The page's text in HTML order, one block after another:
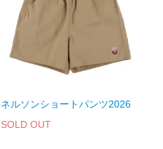
ネルソンショートパンツ2026
SOLD OUT